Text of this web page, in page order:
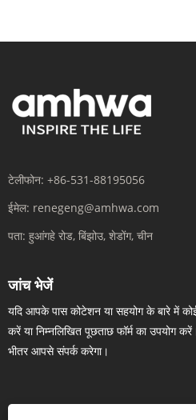
टेलीफोन: +86-531-88195056
ईमेल: renegeng@amhwa.com
पता: हुआंगहे रोड, बिंझोउ, शेडोंग, चीन
जांच भेजें
यदि आपके पास कोटेशन या सहयोग के बारे में
करें या निम्नलिखित पूछताछ फॉर्म का उपयोग
भीतर आपसे संपर्क करेगा।